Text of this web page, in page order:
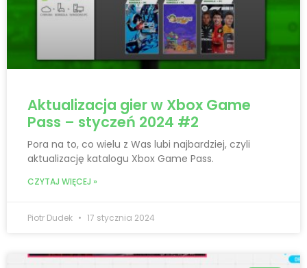
Aktualizacja gier w Xbox Game
Pass – styczeń 2024 #2
Pora na to, co wielu z Was lubi najbardziej, czyli
aktualizację katalogu Xbox Game Pass.
CZYTAJ WIĘCEJ »
Piotr Dudek 17 stycznia 2024